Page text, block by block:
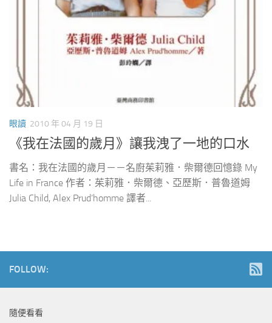
眼讀 2010 年 04 月 19 日
《我在法國的歲月》讓我洩了一地的口水
書名：我在法國的歲月－－名廚茱莉雅．柴爾德回憶錄 My
Life in France 作者：茱莉雅．柴爾德、亞歷斯．普魯道姆
Julia Child, Alex Prud’homme 譯者...
FOLLOW:
隨便看看